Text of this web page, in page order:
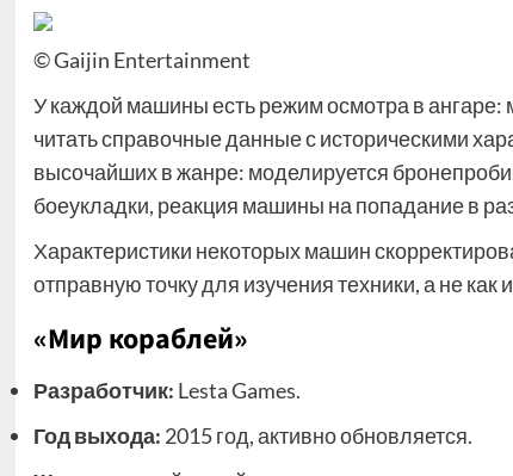
© Gaijin Entertainment
У каждой машины есть режим осмотра в
читать справочные данные с историческими
высочайших в жанре: моделируется
боеукладки, реакция машины на попадание в
Характеристики некоторых машин
отправную точку для изучения техники, а не как
«Мир кораблей»
Разработчик: Lesta Games.
Год выхода: 2015 год, активно обновляется.